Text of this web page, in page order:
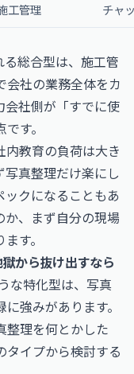
工管理 チャ
総合型は、施工管
会社の業務全体をカ
会社側が「すでに使
す。
内教育の負荷は大き
真整理だけ楽にし
クになることもあ
か、まず自分の現場
す。
から抜け出すなら
な特化型は、写真
強みがあります。
整理を何とかした
タイプから検討する